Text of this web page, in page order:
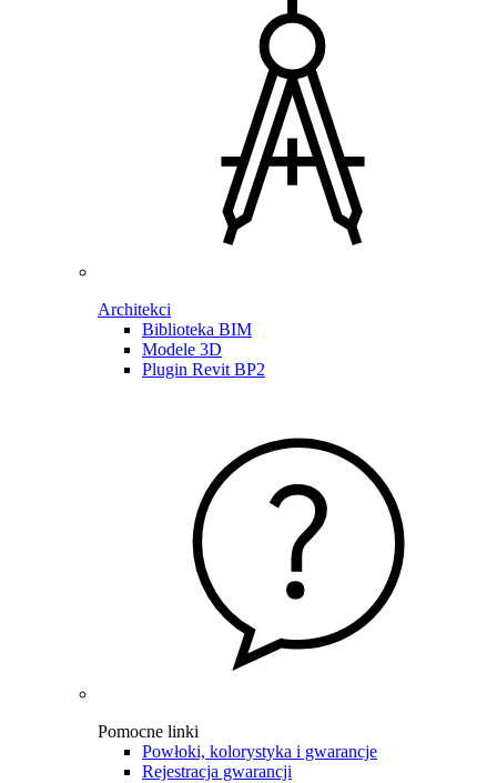
Architekci
Biblioteka BIM
Modele 3D
Plugin Revit BP2
Pomocne linki
Powłoki, kolorystyka i gwarancje
Rejestracja gwarancji